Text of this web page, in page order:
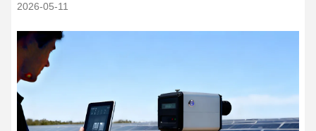
2026-05-11